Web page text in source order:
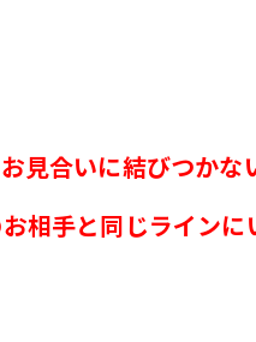
見合いに結びつかな
相手と同じラインに